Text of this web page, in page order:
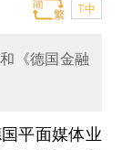
T中
《德国金融
平面媒体业